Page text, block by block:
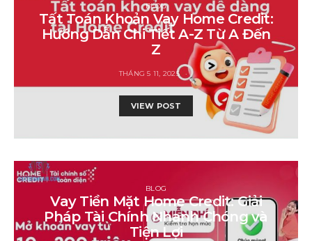
BLOG
Tất Toán Khoản Vay Home Credit:
Hướng Dẫn Chi Tiết A-Z Từ A Đến
Z
THÁNG 5 11, 2025
VIEW POST
BLOG
Vay Tiền Mặt Home Credit: Giải
Pháp Tài Chính Nhanh Chóng và
Tiện Lợi